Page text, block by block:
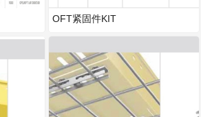
OFT紧固件KIT